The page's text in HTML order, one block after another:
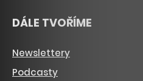
DÁLE TVOŘÍME
Newslettery
Podcasty